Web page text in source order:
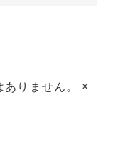
りません。
※